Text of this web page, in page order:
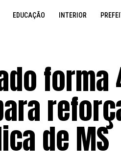
EDUCAÇÃO INTERIOR
de MS